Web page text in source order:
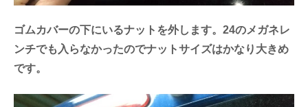
ゴムカバーの下にいるナットを外します。24のメガネレ
ンチでも入らなかったのでナットサイズはかなり大きめ
です。